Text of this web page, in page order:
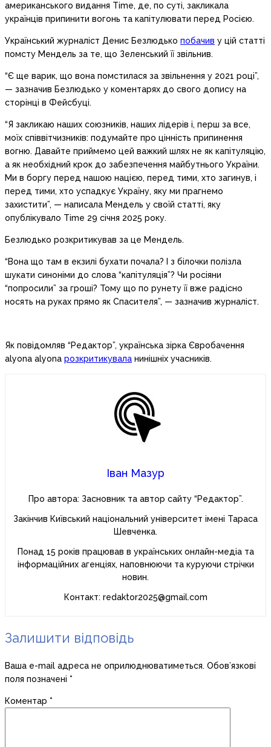
американського видання Time, де, по суті, закликала
українців припинити вогонь та капітулювати перед Росією.
Український журналіст Денис Безлюдько побачив у цій статті
помсту Мендель за те, що Зеленський її звільнив.
“Є ще варик, що вона помстилася за звільнення у 2021 році”,
— зазначив Безлюдько у коментарях до свого допису на
сторінці в Фейсбуці.
“Я закликаю наших союзників, наших лідерів і, перш за все,
моїх співвітчизників: подумайте про цінність припинення
вогню. Давайте приймемо цей важкий шлях не як капітуляцію,
а як необхідний крок до забезпечення майбутнього України.
Ми в боргу перед нашою нацією, перед тими, хто загинув, і
перед тими, хто успадкує Україну, яку ми прагнемо
захистити”, — написала Мендель у своїй статті, яку
опублікувало Time 29 січня 2025 року.
Безлюдько розкритикував за це Мендель.
“Вона що там в екзилі бухати почала? І з білочки полізла
шукати синоніми до слова “капітуляція”? Чи росіяни
“попросили” за гроші? Тому що по рунету її вже радісно
носять на руках прямо як Спасителя”, — зазначив журналіст.
Як повідомляв “Редактор”, українська зірка Євробачення
alyona alyona розкритикувала нинішніх учасників.
Іван Мазур
Про автора: Засновник та автор сайту “Редактор”.
Закінчив Київський національний університет імені Тараса
Шевченка.
Понад 15 років працював в українських онлайн-медіа та
інформаційних агенціях, наповнюючи та куруючи стрічки
новин.
Контакт: redaktor2025@gmail.com
Залишити відповідь
Ваша e-mail адреса не оприлюднюватиметься. Обов’язкові
поля позначені *
Коментар *